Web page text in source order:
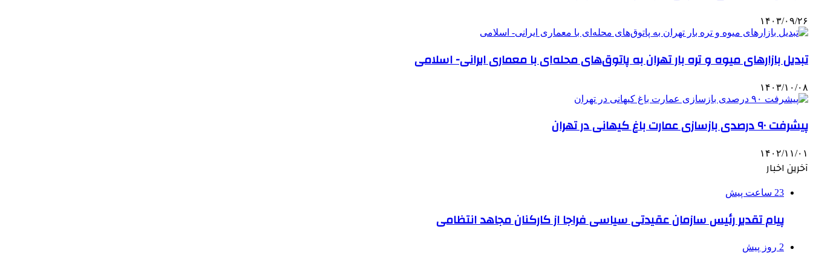
۱۴۰۳/۰۹/۲۶
تبدیل بازارهای میوه و تره بار تهران به پاتوق‌های محله‌ای با معماری ایرانی- اسلامی
۱۴۰۳/۱۰/۰۸
پیشرفت ۹۰ درصدی بازسازی عمارت باغ کیهانی در تهران
۱۴۰۲/۱۱/۰۱
آخرین اخبار
23 ساعت پیش
پیام تقدیر رئیس سازمان عقیدتی سیاسی فراجا از کارکنان مجاهد انتظامی
2 روز پیش